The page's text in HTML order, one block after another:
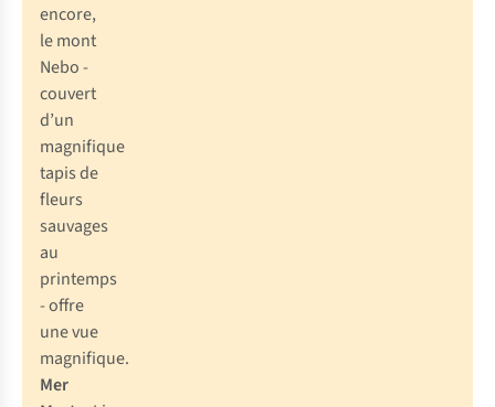
encore,
le mont
Nebo -
couvert
d’un
magnifique
tapis de
fleurs
sauvages
au
printemps
- offre
une vue
magnifique.
Mer